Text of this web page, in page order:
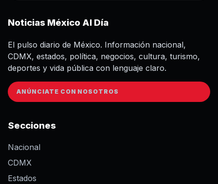
Noticias México Al Día
El pulso diario de México. Información nacional,
CDMX, estados, política, negocios, cultura, turismo,
deportes y vida pública con lenguaje claro.
ANÚNCIATE CON NOSOTROS
Secciones
Nacional
CDMX
Estados